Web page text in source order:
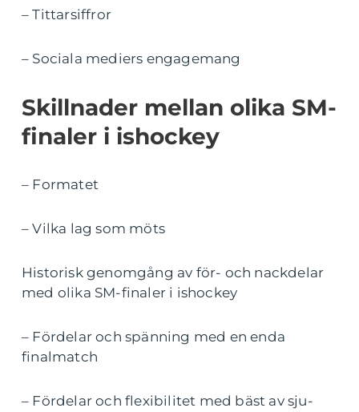
– Tittarsiffror
– Sociala mediers engagemang
Skillnader mellan olika SM-
finaler i ishockey
– Formatet
– Vilka lag som möts
Historisk genomgång av för- och nackdelar
med olika SM-finaler i ishockey
– Fördelar och spänning med en enda
finalmatch
– Fördelar och flexibilitet med bäst av sju-